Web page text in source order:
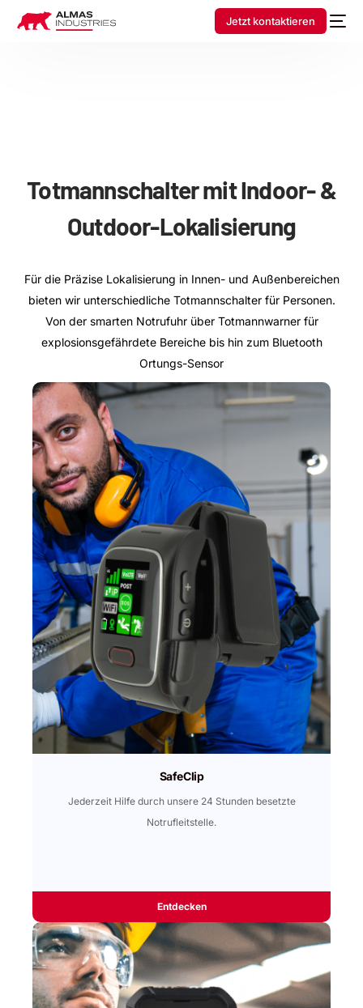
Jetzt kontaktieren
Totmannschaltermit Indoor- &
Outdoor-Lokalisierung
Für die Präzise Lokalisierung in Innen- und Außenbereichen
bieten wir unterschiedliche Totmannschalter für Personen.
Von der smarten Notrufuhr über Totmannwarner für
explosionsgefährdete Bereiche bis hin zum Bluetooth
Ortungs-Sensor
SafeClip
Jederzeit Hilfe durch unsere 24 Stunden besetzte
Notrufleitstelle.
Entdecken